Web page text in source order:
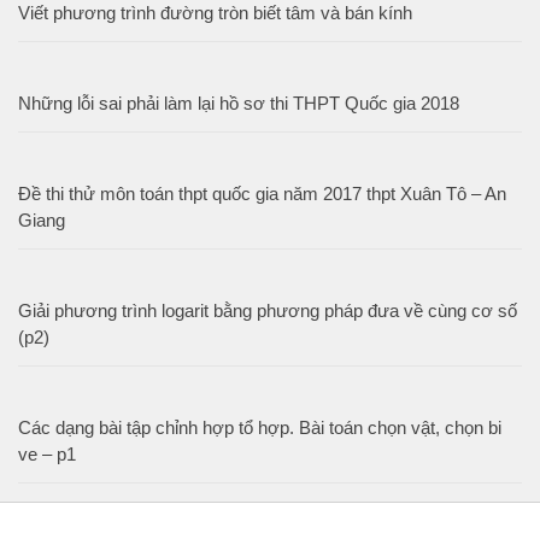
Viết phương trình đường tròn biết tâm và bán kính
Những lỗi sai phải làm lại hồ sơ thi THPT Quốc gia 2018
Đề thi thử môn toán thpt quốc gia năm 2017 thpt Xuân Tô – An
Giang
Giải phương trình logarit bằng phương pháp đưa về cùng cơ số
(p2)
Các dạng bài tập chỉnh hợp tổ hợp. Bài toán chọn vật, chọn bi
ve – p1